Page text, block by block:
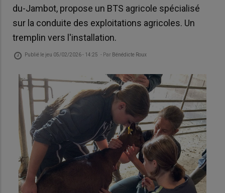
du-Jambot, propose un BTS agricole spécialisé
sur la conduite des exploitations agricoles. Un
tremplin vers l'installation.
Publié le jeu 05/02/2026 - 14:25 - Par Bénédicte Roux